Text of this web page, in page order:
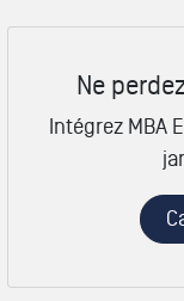
Ne
Intégrez MBA